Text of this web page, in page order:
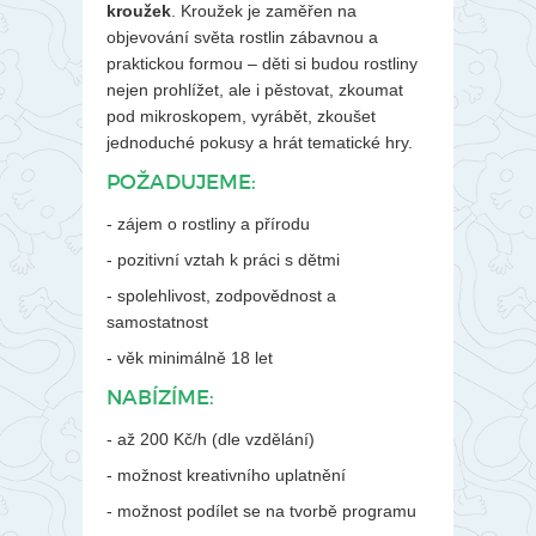
kroužek . Kroužek je zaměřen na
objevování světa rostlin zábavnou a
praktickou formou – děti si budou rostliny
nejen prohlížet, ale i pěstovat, zkoumat
pod mikroskopem, vyrábět, zkoušet
jednoduché pokusy a hrát tematické hry.
POŽADUJEME:
- zájem o rostliny a přírodu
- pozitivní vztah k práci s dětmi
- spolehlivost, zodpovědnost a
samostatnost
- věk minimálně 18 let
NABÍZÍME:
- až 200 Kč/h (dle vzdělání)
- možnost kreativního uplatnění
- možnost podílet se na tvorbě programu